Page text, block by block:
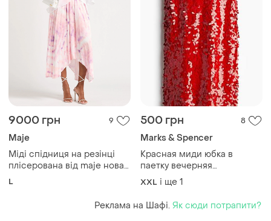
9000 грн 9
Maje
Міді спідниця на резінці
плісерована від maje нова
оригінал
L
500 грн 8
Marks & Spencer
Красная миди юбка в
паетку вечерняя
празднична юбка батал
большой размер 20
XXL і ще 1
Реклама на Шафі. Як сюди потрапити?